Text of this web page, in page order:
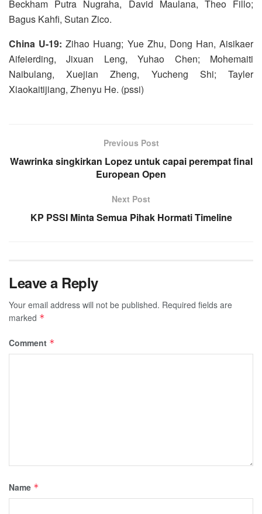
Beckham Putra Nugraha, David Maulana, Theo Fillo;
Bagus Kahfi, Sutan Zico.
China U-19: Zihao Huang; Yue Zhu, Dong Han, Aisikaer
Aifeierding, Jixuan Leng, Yuhao Chen; Mohemaiti
Naibulang, Xuejian Zheng, Yucheng Shi; Tayler
Xiaokaitijiang, Zhenyu He. (pssi)
Previous Post
Wawrinka singkirkan Lopez untuk capai perempat final
European Open
Next Post
KP PSSI Minta Semua Pihak Hormati Timeline
Leave a Reply
Your email address will not be published. Required fields are
marked *
Comment *
Name *